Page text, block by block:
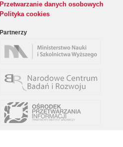
Przetwarzanie danych osobowych
Polityka cookies
Partnerzy